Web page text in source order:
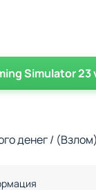
Simulator
денег / (Взлом)
Скрыть